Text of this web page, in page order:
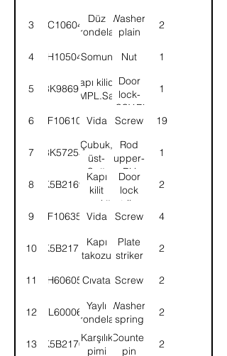
3 WC106041
Düz
rondela
Washer,
plain
2
4 NH105041Somun Nut 1
5 8K98691
Kapı kilidi-
KMPL.Sağ
Door
lock-
ASSY.RH
1
6 SF106101Vida Screw 19
7 8K57253
Çubuk,
üst-
Sağ
Rod
upper-
RH
1
8 K5B2169
Kapı
kilit
karşılığı
Door
lock
striker
2
9 SF106351Vida Screw 4
10 K5B2171
Kapı
takozu
Plate
striker
2
11 SH606051Cıvata Screw 2
12 WL600061
Yaylı
rondela
Washer,
spring
2
13 K5B2170
Karşılık
pimi
Counter
pin
2